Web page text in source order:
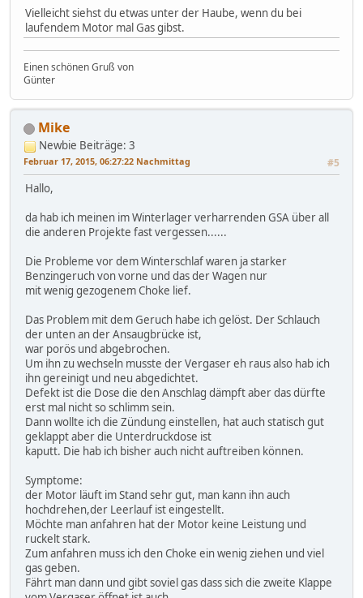
Vielleicht siehst du etwas unter der Haube, wenn du bei
laufendem Motor mal Gas gibst.
Einen schönen Gruß von
Günter
Mike
Newbie Beiträge: 3
Februar 17, 2015, 06:27:22 Nachmittag #5
Hallo,
da hab ich meinen im Winterlager verharrenden GSA über all
die anderen Projekte fast vergessen......
Die Probleme vor dem Winterschlaf waren ja starker
Benzingeruch von vorne und das der Wagen nur
mit wenig gezogenem Choke lief.
Das Problem mit dem Geruch habe ich gelöst. Der Schlauch
der unten an der Ansaugbrücke ist,
war porös und abgebrochen.
Um ihn zu wechseln musste der Vergaser eh raus also hab ich
ihn gereinigt und neu abgedichtet.
Defekt ist die Dose die den Anschlag dämpft aber das dürfte
erst mal nicht so schlimm sein.
Dann wollte ich die Zündung einstellen, hat auch statisch gut
geklappt aber die Unterdruckdose ist
kaputt. Die hab ich bisher auch nicht auftreiben können.
Symptome:
der Motor läuft im Stand sehr gut, man kann ihn auch
hochdrehen,der Leerlauf ist eingestellt.
Möchte man anfahren hat der Motor keine Leistung und
ruckelt stark.
Zum anfahren muss ich den Choke ein wenig ziehen und viel
gas geben.
Fährt man dann und gibt soviel gas dass sich die zweite Klappe